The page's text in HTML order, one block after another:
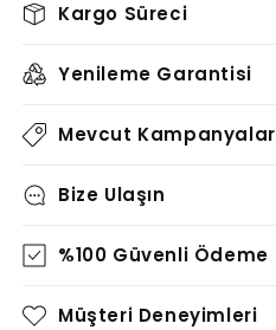
Kargo Süreci
Yenileme Garantisi
Mevcut Kampanyalar
Bize Ulaşın
%100 Güvenli Ödeme
Müşteri Deneyimleri